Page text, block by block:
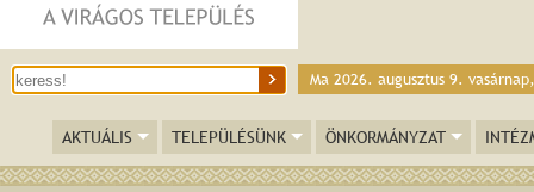
Ma 2026. augusztus 9.
AKTUÁLIS TELEPÜLÉSÜNK ÖNKORMÁNYZAT